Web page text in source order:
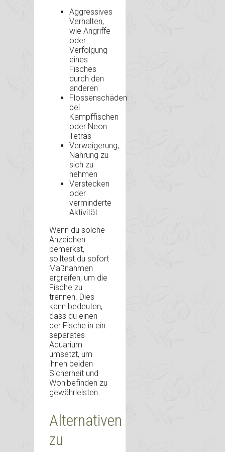
Aggressives
Verhalten,
wie Angriffe
oder
Verfolgung
eines
Fisches
durch den
anderen
Flossenschäden
bei
Kampffischen
oder Neon
Tetras
Verweigerung,
Nahrung zu
sich zu
nehmen
Verstecken
oder
verminderte
Aktivität
Wenn du solche
Anzeichen
bemerkst,
solltest du sofort
Maßnahmen
ergreifen, um die
Fische zu
trennen. Dies
kann bedeuten,
dass du einen
der Fische in ein
separates
Aquarium
umsetzt, um
ihnen beiden
Sicherheit und
Wohlbefinden zu
gewährleisten.
Alternativen
zu